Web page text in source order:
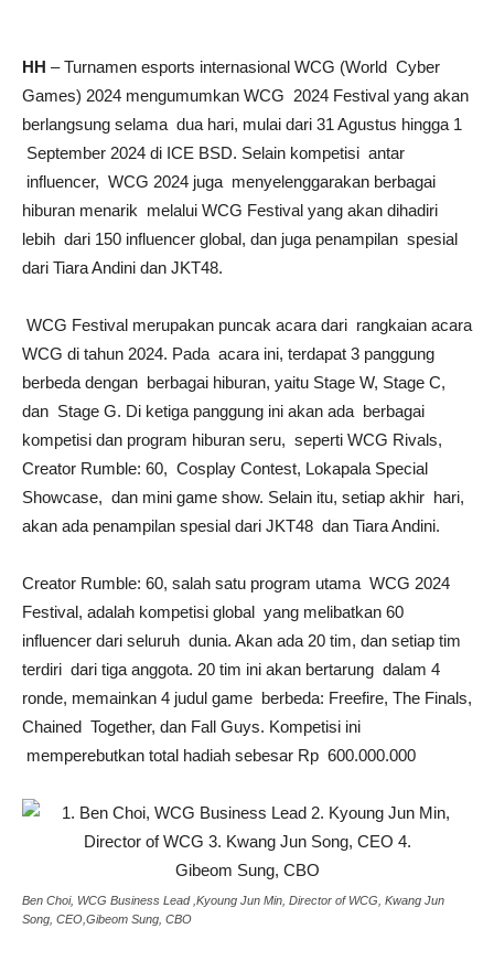
HH – Turnamen esports internasional WCG (World Cyber
Games) 2024 mengumumkan WCG 2024 Festival yang akan
berlangsung selama dua hari, mulai dari 31 Agustus hingga 1
September 2024 di ICE BSD. Selain kompetisi antar
influencer, WCG 2024 juga menyelenggarakan berbagai
hiburan menarik melalui WCG Festival yang akan dihadiri
lebih dari 150 influencer global, dan juga penampilan spesial
dari Tiara Andini dan JKT48.
WCG Festival merupakan puncak acara dari rangkaian acara
WCG di tahun 2024. Pada acara ini, terdapat 3 panggung
berbeda dengan berbagai hiburan, yaitu Stage W, Stage C,
dan Stage G. Di ketiga panggung ini akan ada berbagai
kompetisi dan program hiburan seru, seperti WCG Rivals,
Creator Rumble: 60, Cosplay Contest, Lokapala Special
Showcase, dan mini game show. Selain itu, setiap akhir hari,
akan ada penampilan spesial dari JKT48 dan Tiara Andini.
Creator Rumble: 60, salah satu program utama WCG 2024
Festival, adalah kompetisi global yang melibatkan 60
influencer dari seluruh dunia. Akan ada 20 tim, dan setiap tim
terdiri dari tiga anggota. 20 tim ini akan bertarung dalam 4
ronde, memainkan 4 judul game berbeda: Freefire, The Finals,
Chained Together, dan Fall Guys. Kompetisi ini
memperebutkan total hadiah sebesar Rp 600.000.000
Ben Choi, WCG Business Lead ,Kyoung Jun Min, Director of WCG, Kwang Jun
Song, CEO,Gibeom Sung, CBO